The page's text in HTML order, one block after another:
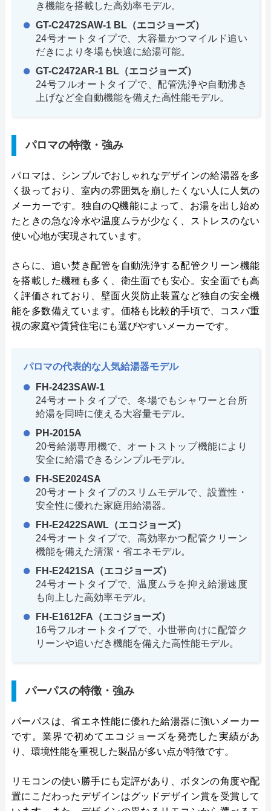
き機能を搭載した高効率モデル。
GT-C2472SAW-1 BL（エコジョーズ）
24号オートタイプで、大容量かつマイルド追い
だきにより冬場も快適に給湯可能。
GT-C2472AR-1 BL（エコジョーズ）
24号フルオートタイプで、配管洗浄や自動沸き
上げなど全自動機能を備えた高性能モデル。
パロマの特徴・強み
パロマは、シンプルでおしゃれなデザインの給湯器を多
く扱っており、室内の雰囲気を崩したくない人に人気の
メーカーです。独自のQ機能によって、お湯を出し始め
たときの急な冷水や温度ムラが少なく、ストレスのない
使い心地が実現されています。
さらに、追い焚き配管を自動洗浄する配管クリーン機能
を搭載した機種も多く、衛生面でも安心。安全面でも高
く評価されており、壁面火災防止装置など独自の安全機
能を多数備えています。価格も比較的手頃で、コスパ重
視の家庭や賃貸住宅にも選びやすいメーカーです。
パロマの代表的な人気給湯器モデル
FH-2423SAW-1
24号オートタイプで、冬場でもシャワーと台所
給湯を同時に使える大容量モデル。
PH-2015A
20号給湯専用機で、オートストップ機能により
安全に給湯できるシンプルモデル。
FH-SE2024SA
20号オートタイプのスリムモデルで、設置性・
安全性に優れた家庭用給湯器。
FH-E2422SAWL（エコジョーズ）
24号オートタイプで、高効率かつ配管クリーン
機能を備えた清潔・省エネモデル。
FH-E2421SA（エコジョーズ）
24号オートタイプで、温度ムラを抑え給湯速度
も向上した高効率モデル。
FH-E1612FA（エコジョーズ）
16号フルオートタイプで、小世帯向けに配管ク
リーンや追いだき機能を備えた高性能モデル。
パーパスの特徴・強み
パーパスは、省エネ性能に優れた給湯器に強いメーカー
です。業界で初めてエコジョーズを発売した実績があ
り、環境性能を重視した製品が多い点が特徴です。
リモコンの使い勝手にも定評があり、ボタンの角度や配
置にこだわったデザインはグッドデザイン賞を受賞して